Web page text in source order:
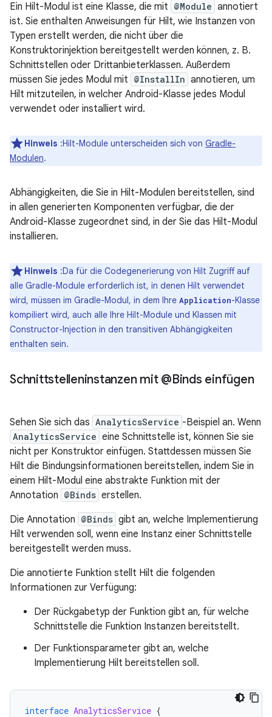
Ein Hilt-Modul ist eine Klasse, die mit @Module annotiert
ist. Sie enthalten Anweisungen für Hilt, wie Instanzen von
Typen erstellt werden, die nicht über die
Konstruktorinjektion bereitgestellt werden können, z. B.
Schnittstellen oder Drittanbieterklassen. Außerdem
müssen Sie jedes Modul mit @InstallIn annotieren, um
Hilt mitzuteilen, in welcher Android-Klasse jedes Modul
verwendet oder installiert wird.
Hinweis :Hilt-Module unterscheiden sich von Gradle-
Modulen.
Abhängigkeiten, die Sie in Hilt-Modulen bereitstellen, sind
in allen generierten Komponenten verfügbar, die der
Android-Klasse zugeordnet sind, in der Sie das Hilt-Modul
installieren.
Hinweis :Da für die Codegenerierung von Hilt Zugriff auf
alle Gradle-Module erforderlich ist, in denen Hilt verwendet
wird, müssen im Gradle-Modul, in dem Ihre Application-Klasse
kompiliert wird, auch alle Ihre Hilt-Module und Klassen mit
Constructor-Injection in den transitiven Abhängigkeiten
enthalten sein.
Schnittstelleninstanzen mit @Binds einfügen
Sehen Sie sich das AnalyticsService -Beispiel an. Wenn
AnalyticsService eine Schnittstelle ist, können Sie sie
nicht per Konstruktor einfügen. Stattdessen müssen Sie
Hilt die Bindungsinformationen bereitstellen, indem Sie in
einem Hilt-Modul eine abstrakte Funktion mit der
Annotation @Binds erstellen.
Die Annotation @Binds gibt an, welche Implementierung
Hilt verwenden soll, wenn eine Instanz einer Schnittstelle
bereitgestellt werden muss.
Die annotierte Funktion stellt Hilt die folgenden
Informationen zur Verfügung:
Der Rückgabetyp der Funktion gibt an, für welche
Schnittstelle die Funktion Instanzen bereitstellt.
Der Funktionsparameter gibt an, welche
Implementierung Hilt bereitstellen soll.
interface AnalyticsService {